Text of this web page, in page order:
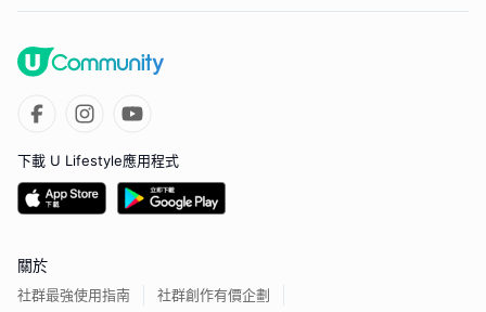
下載 U Lifestyle應用程式
關於
社群最強使用指南 社群創作有價企劃